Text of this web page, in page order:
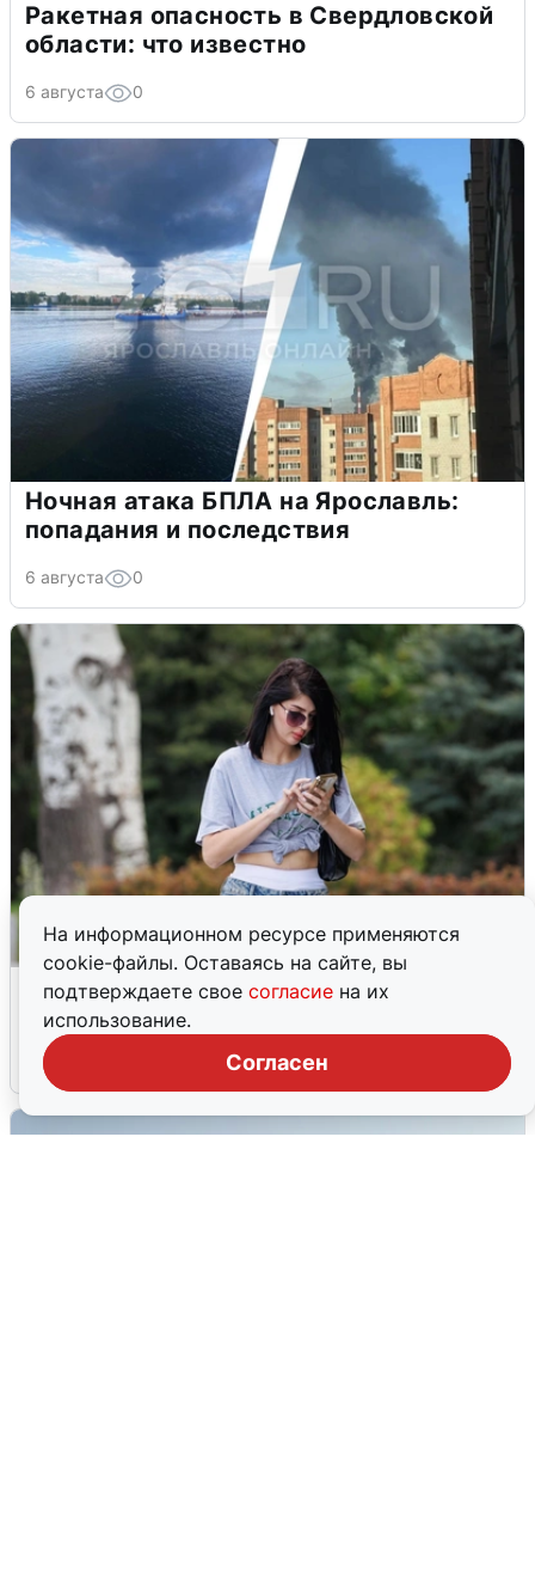
На информационном ресурсе применяются
cookie-файлы. Оставаясь на сайте, вы
подтверждаете свое согласие на их
использование.
Согласен
Ракетная опасность в Свердловской
области: что известно
6 августа 0
Ночная атака БПЛА на Ярославль:
попадания и последствия
6 августа 0
Волгоградцы остались без
мобильного интернета
6 августа